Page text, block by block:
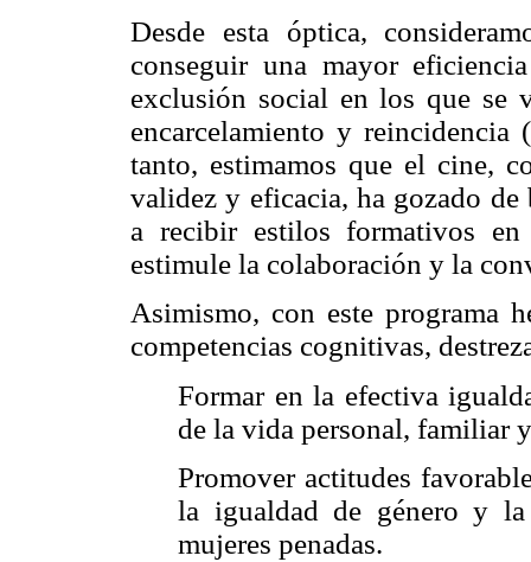
Desde esta óptica,
conseguir una mayor
exclusión social en los que se
encarcelamiento y
tanto, estimamos que el cine,
validez y eficacia, ha gozado de
a recibir estilos formativos
estimule la colaboración y la
Asimismo, con este programa
competencias cognitivas,
Formar en la efectiva
de la vida personal, familiar
Promover actitudes
la igualdad de género y la
mujeres penadas.